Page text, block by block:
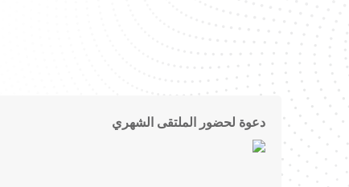
دعوة لحضور الملتقى الشهري